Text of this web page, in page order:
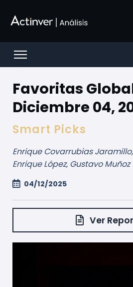
Open menu
Favoritas
Diciembre 04,
Smart Picks
Enrique Covarrubias
Enrique López, Gustavo Muñoz
04/12/2025
Ver